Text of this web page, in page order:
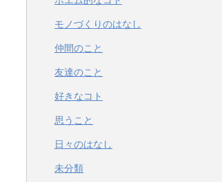
モノづくりのはなし
仲間のこと
友達のこと
好きなコト
思うこと
日々のはなし
未分類